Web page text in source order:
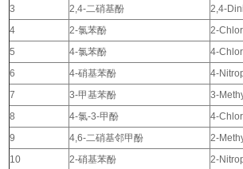
3
2,4-二硝基酚 2,4-
4
2-氯苯酚 2-
5
4-氯苯酚 4-
6
4-硝基苯酚 4-
7
3-甲基苯酚 3-
8
4-氯-3-甲酚 4-
9
4,6-二硝基邻甲酚 2-
10
2-硝基苯酚 2-